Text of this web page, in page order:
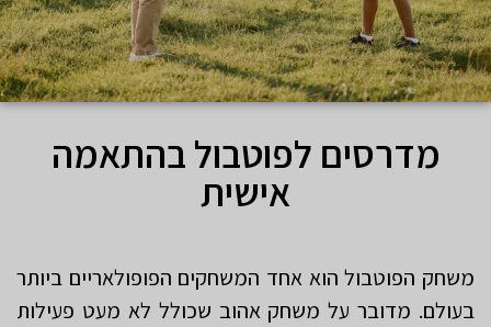
מדרסים לפוטבול בהתאמה
אישית
משחק הפוטבול הוא אחד המשחקים הפופולאריים ביותר
בעולם. מדובר על משחק אהוב שכולל לא מעט פעילות